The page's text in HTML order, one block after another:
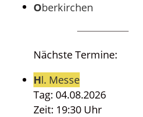
Oberkirchen
Nächste Termine:
Hl. Messe
Tag: 04.08.2026
Zeit: 19:30 Uhr